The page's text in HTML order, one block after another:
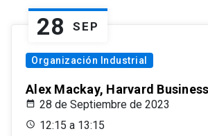
28 SEP
Organización Industrial
Alex Mackay, Harvard
28 de Septiembre de 2023
12:15 a 13:15